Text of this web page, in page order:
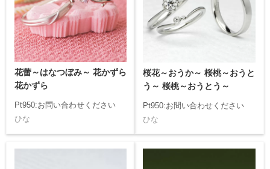
花蕾～はなつぼみ～ 花かずら
花かずら
Pt950:お問い合わせください
ひな
桜花～おうか～ 桜桃～おうと
う～ 桜桃～おうとう～
Pt950:お問い合わせください
ひな